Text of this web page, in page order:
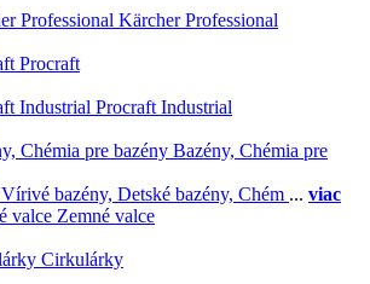
Kärcher Professional
Procraft
Procraft Industrial
Bazény, Chémia pre
Vírivé bazény, Detské bazény, Chém ... viac
Zemné valce
Cirkulárky